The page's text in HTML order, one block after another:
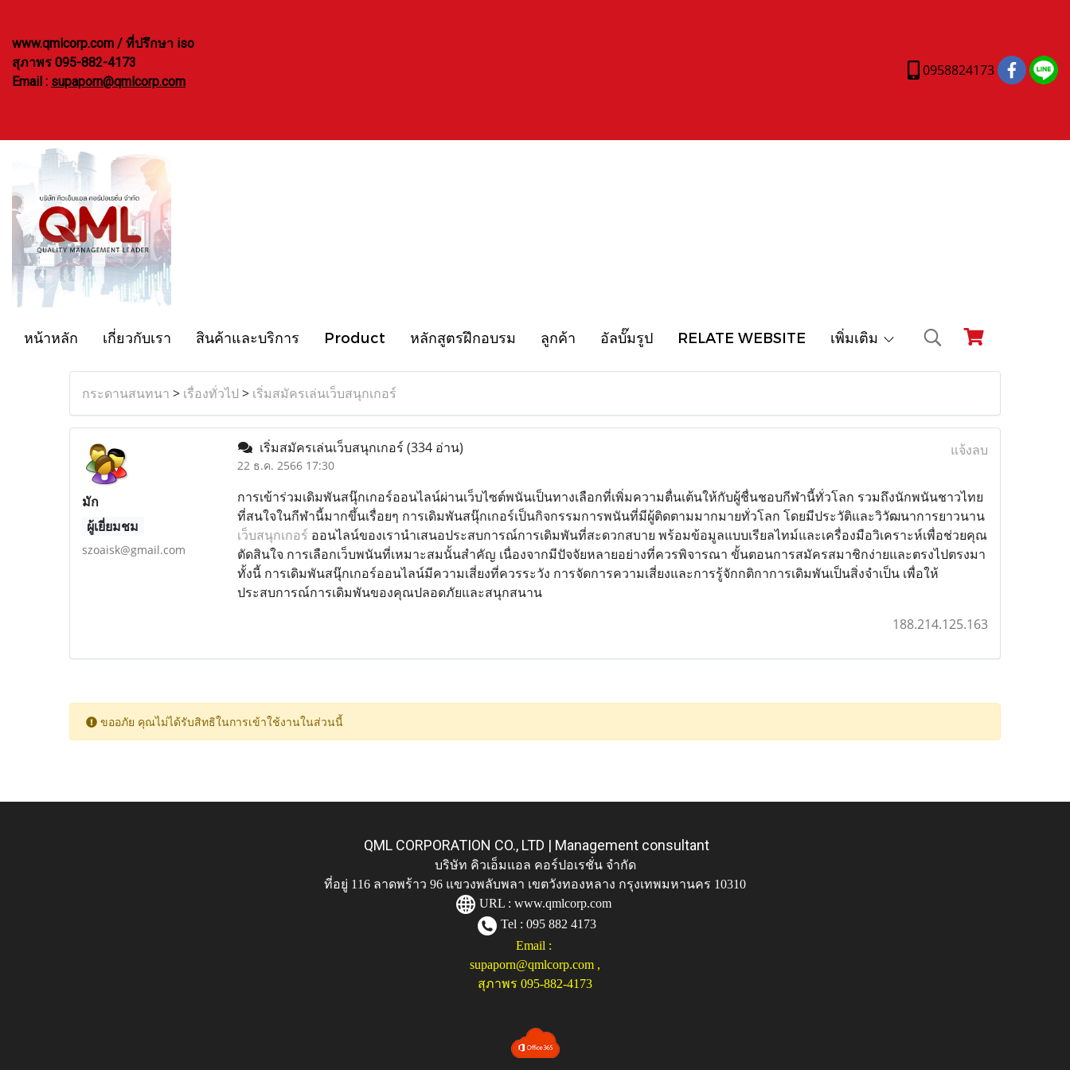
www.qmlcorp.com / ที่ปรึกษา iso
สุภาพร 095-882-4173
Email : supaporn@qmlcorp.com
0958824173
หน้าหลัก เกี่ยวกับเรา สินค้าและบริการ Product หลักสูตรฝึกอบรม ลูกค้า อัลบั๊มรูป RELATE WEBSITE เพิ่มเติม
กระดานสนทนา > เรื่องทั่วไป > เริ่มสมัครเล่นเว็บสนุกเกอร์
มัก
ผู้เยี่ยมชม
szoaisk@gmail.com
เริ่มสมัครเล่นเว็บสนุกเกอร์ (334 อ่าน)
22 ธ.ค. 2566 17:30
แจ้งลบ
การเข้าร่วมเดิมพันสนุ๊กเกอร์ออนไลน์ผ่านเว็บไซต์พนันเป็นทางเลือกที่เพิ่มความตื่นเต้นให้กับผู้ชื่นชอบกีฬานี้ทั่วโลก รวมถึงนักพนันชาวไทย
ที่สนใจในกีฬานี้มากขึ้นเรื่อยๆ การเดิมพันสนุ๊กเกอร์เป็นกิจกรรมการพนันที่มีผู้ติดตามมากมายทั่วโลก โดยมีประวัติและวิวัฒนาการยาวนาน
เว็บสนุกเกอร์ ออนไลน์ของเรานำเสนอประสบการณ์การเดิมพันที่สะดวกสบาย พร้อมข้อมูลแบบเรียลไทม์และเครื่องมือวิเคราะห์เพื่อช่วยคุณ
ตัดสินใจ การเลือกเว็บพนันที่เหมาะสมนั้นสำคัญ เนื่องจากมีปัจจัยหลายอย่างที่ควรพิจารณา ขั้นตอนการสมัครสมาชิกง่ายและตรงไปตรงมา
ทั้งนี้ การเดิมพันสนุ๊กเกอร์ออนไลน์มีความเสี่ยงที่ควรระวัง การจัดการความเสี่ยงและการรู้จักกติกาการเดิมพันเป็นสิ่งจำเป็น เพื่อให้
ประสบการณ์การเดิมพันของคุณปลอดภัยและสนุกสนาน
188.214.125.163
ขออภัย คุณไม่ได้รับสิทธิในการเข้าใช้งานในส่วนนี้
QML CORPORATION CO., LTD | Management consultant
บริษัท คิวเอ็มแอล คอร์ปอเรชั่น จำกัด
ที่อยู่ 116 ลาดพร้าว 96 แขวงพลับพลา เขตวังทองหลาง กรุงเทพมหานคร 10310
URL : www.qmlcorp.com
Tel : 095 882 4173
Email :
supaporn@qmlcorp.com ,
สุภาพร 095-882-4173